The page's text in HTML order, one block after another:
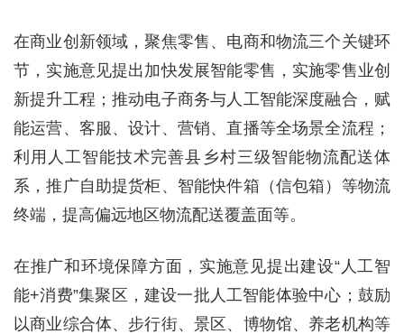
在商业创新领域，聚焦零售、电商和物流三个关键环
节，实施意见提出加快发展智能零售，实施零售业创
新提升工程；推动电子商务与人工智能深度融合，赋
能运营、客服、设计、营销、直播等全场景全流程；
利用人工智能技术完善县乡村三级智能物流配送体
系，推广自助提货柜、智能快件箱（信包箱）等物流
终端，提高偏远地区物流配送覆盖面等。
在推广和环境保障方面，实施意见提出建设“人工智
能+消费”集聚区，建设一批人工智能体验中心；鼓励
以商业综合体、步行街、景区、博物馆、养老机构等